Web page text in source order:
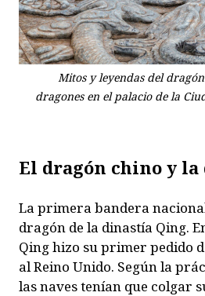
Mitos y leyendas del
dragones en el palacio de la
El dragón chino y la
La primera bandera
dragón de la dinastía Qing.
Qing hizo su primer pedido
al Reino Unido. Según la
las naves tenían que colgar